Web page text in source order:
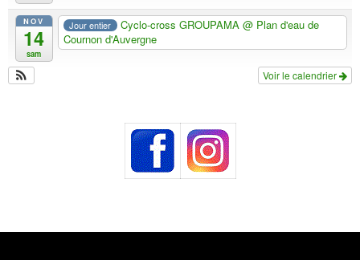
NOV
14
sam
Jour entier Cyclo-cross GROUPAMA@ Plan d'eau de
Cournon d'Auvergne
Voir le calendrier